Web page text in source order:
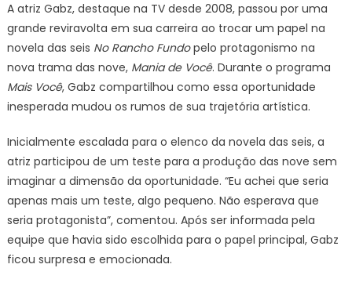
A atriz Gabz, destaque na TV desde 2008, passou por uma
grande reviravolta em sua carreira ao trocar um papel na
novela das seis No Rancho Fundopelo protagonismo na
nova trama das nove, Mania de Você. Durante o programa
Mais Você, Gabz compartilhou como essa oportunidade
inesperada mudou os rumos de sua trajetória artística.
Inicialmente escalada para o elenco da novela das seis, a
atriz participou de um teste para a produção das nove sem
imaginar a dimensão da oportunidade. “Eu achei que seria
apenas mais um teste, algo pequeno. Não esperava que
seria protagonista”, comentou. Após ser informada pela
equipe que havia sido escolhida para o papel principal, Gabz
ficou surpresa e emocionada.